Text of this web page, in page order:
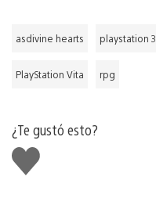
asdivine hearts playstation 3
PlayStation Vita rpg
¿Te gustó esto?
Me
gusta